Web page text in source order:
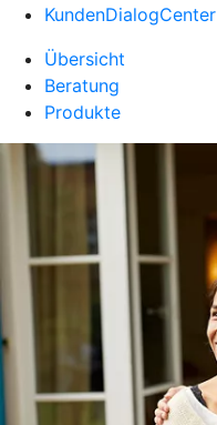
KundenDialogCenter
Übersicht
Beratung
Produkte